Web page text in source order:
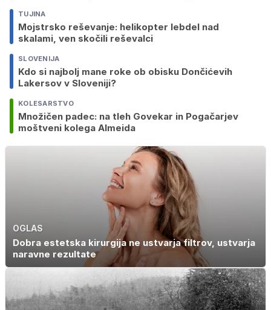
TUJINA
Mojstrsko reševanje: helikopter lebdel nad
skalami, ven skočili reševalci
SLOVENIJA
Kdo si najbolj mane roke ob obisku Dončićevih
Lakersov v Sloveniji?
KOLESARSTVO
Množičen padec: na tleh Govekar in Pogačarjev
moštveni kolega Almeida
OGLAS
Dobra estetska kirurgija ne ustvarja filtrov, ustvarja
naravne rezultate